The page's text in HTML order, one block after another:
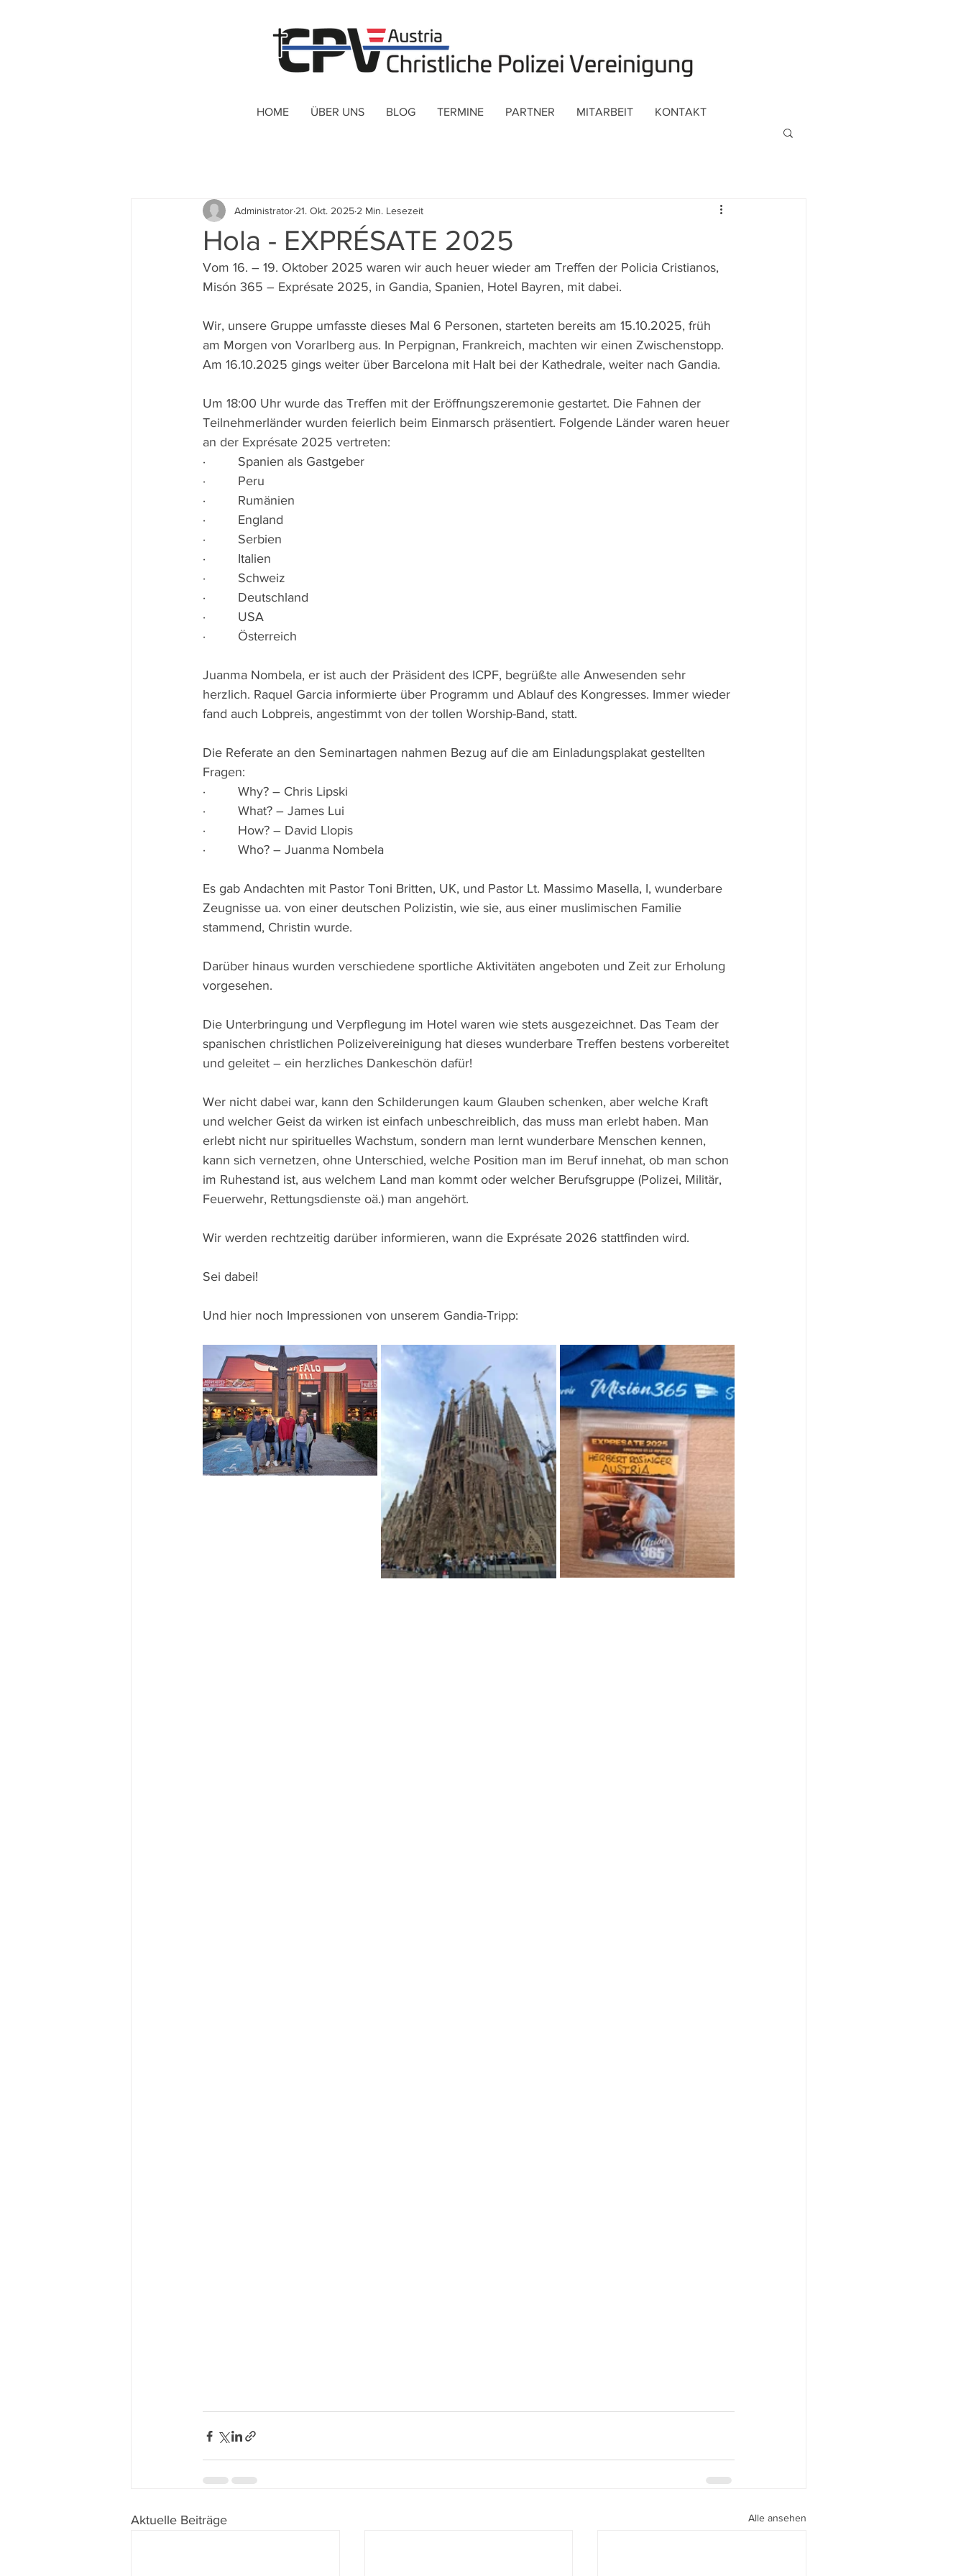
HOME ÜBER UNS BLOG TERMINE PARTNER MITARBEIT KONTAKT
Hola - EXPRÉSATE 2025
Administrator 21. Okt. 2025 2 Min. Lesezeit
Vom 16. – 19. Oktober 2025 waren wir auch heuer wieder am Treffen der Policia Cristianos,
Misón 365 – Exprésate 2025, in Gandia, Spanien, Hotel Bayren, mit dabei.
Wir, unsere Gruppe umfasste dieses Mal 6 Personen, starteten bereits am 15.10.2025, früh
am Morgen von Vorarlberg aus. In Perpignan, Frankreich, machten wir einen Zwischenstopp.
Am 16.10.2025 gings weiter über Barcelona mit Halt bei der Kathedrale, weiter nach Gandia.
Um 18:00 Uhr wurde das Treffen mit der Eröffnungszeremonie gestartet. Die Fahnen der
Teilnehmerländer wurden feierlich beim Einmarsch präsentiert. Folgende Länder waren heuer
an der Exprésate 2025 vertreten:
·         Spanien als Gastgeber
·         Peru
·         Rumänien
·         England
·         Serbien
·         Italien
·         Schweiz
·         Deutschland
·         USA
·         Österreich
Juanma Nombela, er ist auch der Präsident des ICPF, begrüßte alle Anwesenden sehr
herzlich. Raquel Garcia informierte über Programm und Ablauf des Kongresses. Immer wieder
fand auch Lobpreis, angestimmt von der tollen Worship-Band, statt.
Die Referate an den Seminartagen nahmen Bezug auf die am Einladungsplakat gestellten
Fragen:
·         Why? – Chris Lipski
·         What? – James Lui
·         How? – David Llopis
·         Who? – Juanma Nombela
Es gab Andachten mit Pastor Toni Britten, UK, und Pastor Lt. Massimo Masella, I, wunderbare
Zeugnisse ua. von einer deutschen Polizistin, wie sie, aus einer muslimischen Familie
stammend, Christin wurde.
Darüber hinaus wurden verschiedene sportliche Aktivitäten angeboten und Zeit zur Erholung
vorgesehen.
Die Unterbringung und Verpflegung im Hotel waren wie stets ausgezeichnet. Das Team der
spanischen christlichen Polizeivereinigung hat dieses wunderbare Treffen bestens vorbereitet
und geleitet – ein herzliches Dankeschön dafür!
Wer nicht dabei war, kann den Schilderungen kaum Glauben schenken, aber welche Kraft
und welcher Geist da wirken ist einfach unbeschreiblich, das muss man erlebt haben. Man
erlebt nicht nur spirituelles Wachstum, sondern man lernt wunderbare Menschen kennen,
kann sich vernetzen, ohne Unterschied, welche Position man im Beruf innehat, ob man schon
im Ruhestand ist, aus welchem Land man kommt oder welcher Berufsgruppe (Polizei, Militär,
Feuerwehr, Rettungsdienste oä.) man angehört.
Wir werden rechtzeitig darüber informieren, wann die Exprésate 2026 stattfinden wird.
Sei dabei!
Und hier noch Impressionen von unserem Gandia-Tripp:
Aktuelle Beiträge Alle ansehen